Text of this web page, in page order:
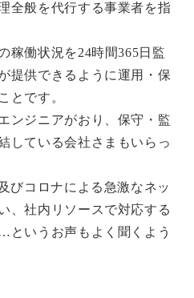
全般を代行する事業者を指
稼働状況を24時間365日監
提供できるように運用・保
と です。
ンジニアがおり、保守・監
している会社さまもいらっ
びコロナによる急激なネッ
、社内リソースで対応する
というお声もよく聞くよう